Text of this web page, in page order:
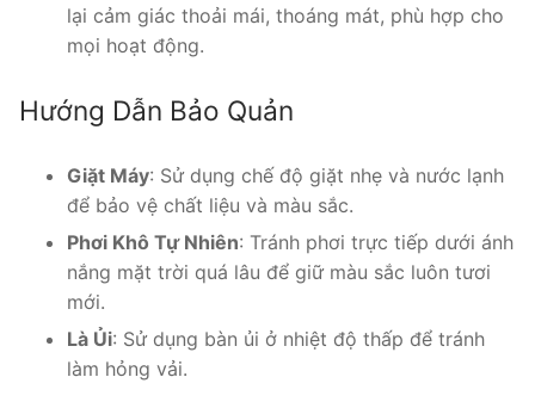
lại cảm giác thoải mái, thoáng mát, phù hợp cho
mọi hoạt động.
Hướng Dẫn Bảo Quản
Giặt Máy: Sử dụng chế độ giặt nhẹ và nước lạnh
để bảo vệ chất liệu và màu sắc.
Phơi Khô Tự Nhiên: Tránh phơi trực tiếp dưới ánh
nắng mặt trời quá lâu để giữ màu sắc luôn tươi
mới.
Là Ủi: Sử dụng bàn ủi ở nhiệt độ thấp để tránh
làm hỏng vải.